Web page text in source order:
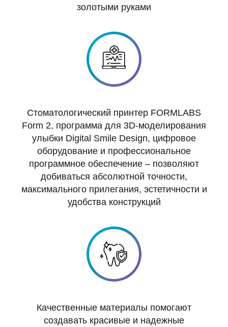
золотыми руками
Стоматологический принтер FORMLABS
Form 2, программа для 3D-моделирования
улыбки Digital Smile Design, цифровое
оборудование и профессиональное
программное обеспечение – позволяют
добиваться абсолютной точности,
максимального прилегания, эстетичности и
удобства конструкций
Качественные материалы помогают
создавать красивые и надежные